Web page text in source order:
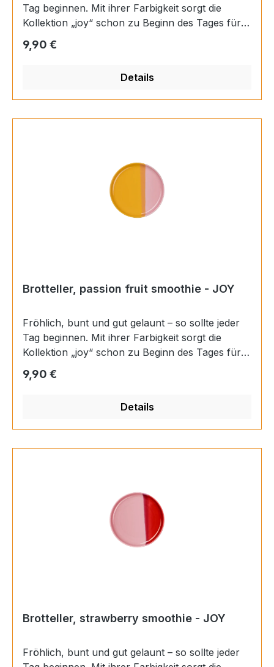
Tag beginnen. Mit ihrer Farbigkeit sorgt die
Kollektion „joy“ schon zu Beginn des Tages für
Nachmittagskaffee – mit „joy“ ist gute Laune
Regulärer Preis:
9,90 €
Details
Brotteller, passion fruit smoothie - JOY
Fröhlich, bunt und gut gelaunt – so sollte jeder
Tag beginnen. Mit ihrer Farbigkeit sorgt die
Kollektion „joy“ schon zu Beginn des Tages für
Nachmittagskaffee – mit „joy“ ist gute Laune
Regulärer Preis:
9,90 €
Details
Brotteller, strawberry smoothie - JOY
Fröhlich, bunt und gut gelaunt – so sollte jeder